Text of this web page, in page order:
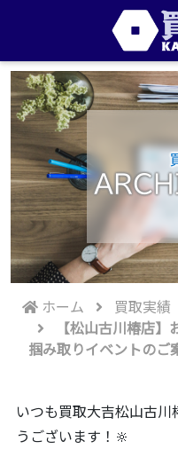
ホーム
買取実績
【松山古川椿店
掴み取りイベントのご
いつも買取大吉松山古川
うございます！🔆